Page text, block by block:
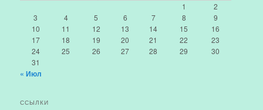
1
2
3
4 5 6 7 8
9
10
11 12 13 14 15
16
17
18 19 20 21 22
23
24
25 26 27 28 29
30
31
« Июл
ССЫЛКИ